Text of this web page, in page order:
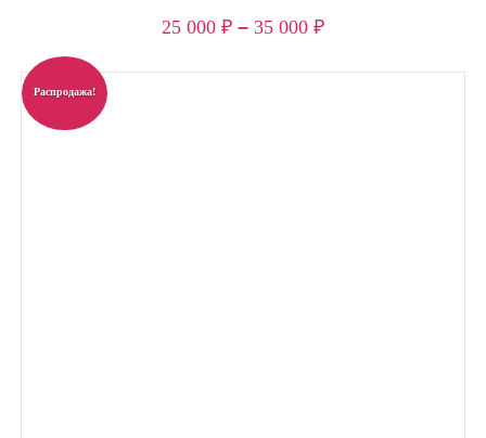
25 000 ₽ – 35 000 ₽
Распродажа!